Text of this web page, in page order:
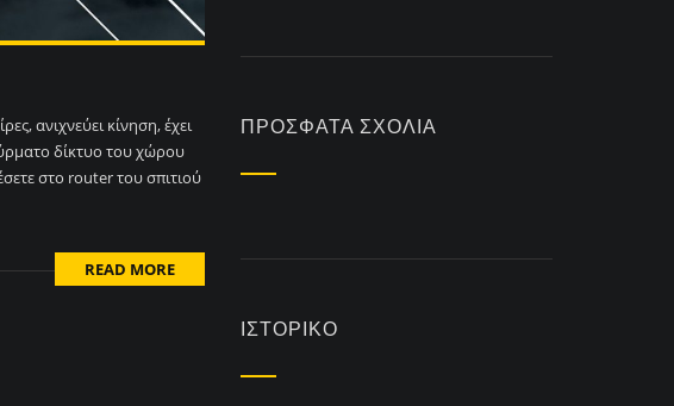
ανιχνεύει κίνηση, έχει
δίκτυο του χώρου
στο router του σπιτιού
READ MORE
ΠΡΌΣΦΑΤΑ ΣΧΌΛΙΑ
ΙΣΤΟΡΙΚΌ